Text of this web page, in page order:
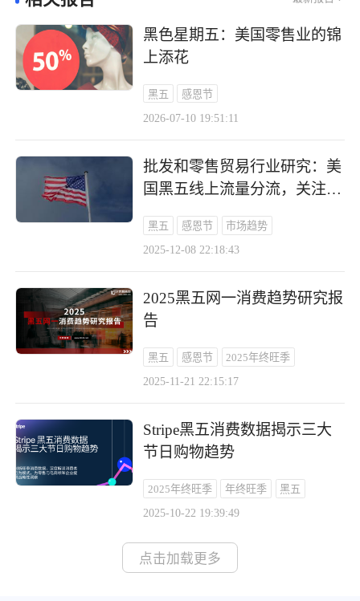
黑色星期五：美国零售业的锦
上添花
黑五 感恩节
2026-07-10 19:51:11
批发和零售贸易行业研究：美
国黑五线上流量分流，关注头
黑五 感恩节 市场趋势
2025-12-08 22:18:43
2025黑五网一消费趋势研究报
告
黑五 感恩节 2025年终旺季
2025-11-21 22:15:17
Stripe黑五消费数据揭示三大
节日购物趋势
2025年终旺季 年终旺季 黑五
2025-10-22 19:39:49
点击加载更多